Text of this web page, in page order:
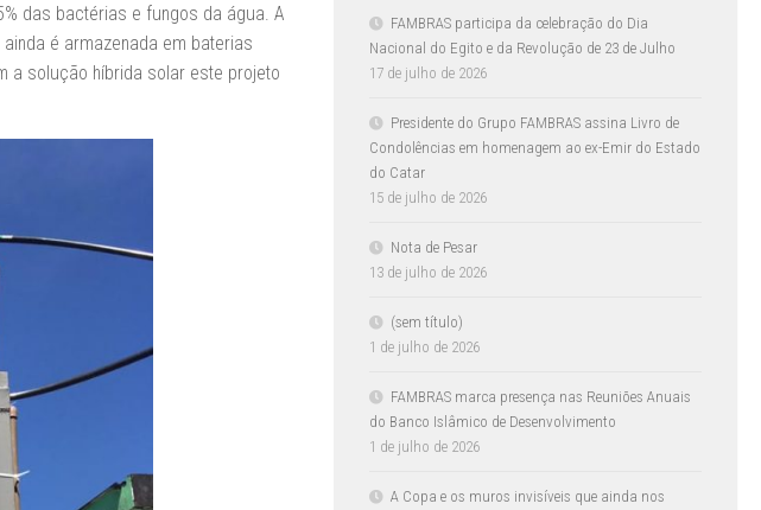
das bactérias e fungos da água. A
é armazenada em baterias
a solução híbrida solar este projeto
FAMBRAS participa da celebração do Dia
Nacional do Egito e da Revolução de 23 de Julho
17 de julho de 2026
Presidente do Grupo FAMBRAS assina Livro de
Condolências em homenagem ao ex-Emir do Estado
do Catar
15 de julho de 2026
Nota de Pesar
13 de julho de 2026
(sem título)
1 de julho de 2026
FAMBRAS marca presença nas Reuniões Anuais
do Banco Islâmico de Desenvolvimento
1 de julho de 2026
A Copa e os muros invisíveis que ainda nos